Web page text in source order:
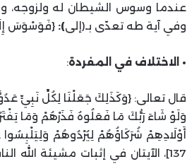
عندما وسوس الشيطان له ولزوجه،
وفي آية طه تعدّى بـ(إلى): {فَوَسْوَسَ
• الاختلاف في المفردة:
قال تعالى: {وَكَذَلِكَ جَعَلْنَا لِكُلِّ نَبِيٍّ
وَلَوْ شَاءَ رَبُّكَ مَا فَعَلُوهُ فَذَرْهُمْ وَمَا
أَوْلَادِهِمْ شُرَكَاؤُهُمْ لِيُرْدُوهُمْ
137]، الآيتان في إثبات مشيئة